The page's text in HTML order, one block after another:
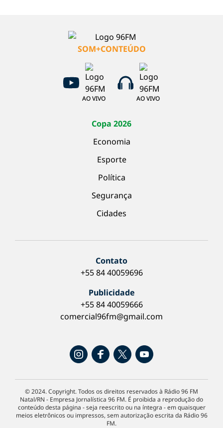
SOM+CONTEÚDO
AO VIVO AO VIVO
Copa 2026
Economia
Esporte
Política
Segurança
Cidades
Contato
+55 84 40059696
Publicidade
+55 84 40059666
comercial96fm@gmail.com
© 2024. Copyright. Todos os direitos reservados à Rádio 96 FM
Natal/RN - Empresa Jornalística 96 FM. É proibida a reprodução do
conteúdo desta página - seja reescrito ou na íntegra - em quaisquer
meios eletrônicos ou impressos, sem autorização escrita da Rádio 96
FM.